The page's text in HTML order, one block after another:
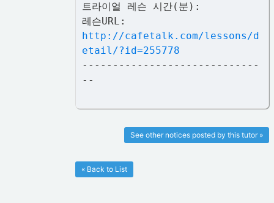
트라이얼 레슨 시간(분):
레슨URL:
http://cafetalk.com/lessons/d
etail/?id=255778
-----------------------------
--
See other notices posted by this tutor »
« Back to List